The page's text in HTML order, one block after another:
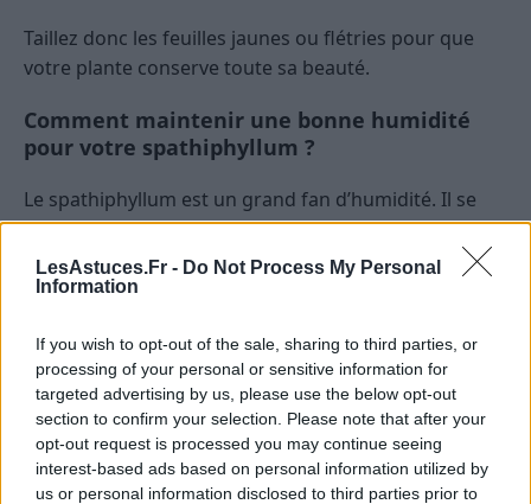
LesAstuces.Fr - Do Not Process My Personal
Information
If you wish to opt-out of the sale, sharing to third parties, or
processing of your personal or sensitive information for
targeted advertising by us, please use the below opt-out
section to confirm your selection. Please note that after your
opt-out request is processed you may continue seeing
interest-based ads based on personal information utilized by
us or personal information disclosed to third parties prior to
Taillez donc les feuilles jaunes ou flétries pour que
votre plante conserve toute sa beauté.
Comment maintenir une bonne humidité
pour votre spathiphyllum ?
Le spathiphyllum est un grand fan d’humidité. Il se
sent comme à la maison dans un environnement
humide.
placer votre pot sur un plateau de galets humidifiés,
ou encore vaporiser de l’eau sur le feuillage de
votre plante.
Et si vous avez une salle de bain avec une fenêtre,
c’est l’endroit rêvé pour le placer !